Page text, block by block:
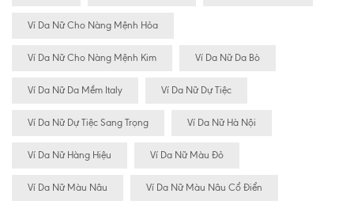
Ví Da Nữ Cho Nàng Mệnh Hỏa
Ví Da Nữ Cho Nàng Mệnh Kim Ví Da Nữ Da Bò
Ví Da Nữ Da Mềm Italy Ví Da Nữ Dự Tiệc
Ví Da Nữ Dự Tiệc Sang Trọng Ví Da Nữ Hà Nội
Ví Da Nữ Hàng Hiệu Ví Da Nữ Màu Đỏ
Ví Da Nữ Màu Nâu Ví Da Nữ Màu Nâu Cổ Điển